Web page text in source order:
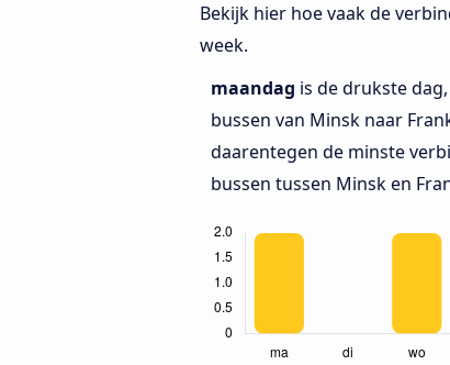
Bekijk hier hoe vaak de
week.
maandag is de drukste
bussen van Minsk naar
daarentegen de minste
bussen tussen Minsk en